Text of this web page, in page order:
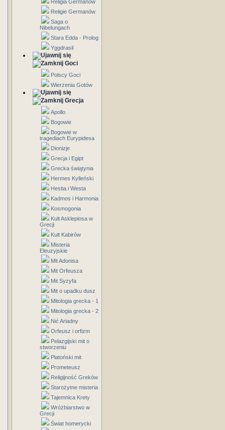
Religia Germanów
Religie Germanów
Saga o
Nibelungach
Stara Edda - Prolog
Yggdrasil
Goci
Polscy Goci
Wierzenia Gotów
Grecja
Apollo
Bogowie
Bogowie w
tragediach Eurypidesa
Dionizje
Grecja i Egipt
Grecka świątynia
Hermes Kylleński
Hestia i Westa
Kadmos i Harmonia
Kosmogonia
Kult Asklepiosa w
Grecji
Kult Kabirów
Misteria
Eleuzyjskie
Mit Adonisa
Mit Orfeusza
Mit Syzyfa
Mit o upadku dusz
Mitologia grecka - 1
Mitologia grecka - 2
Nić Ariadny
Orfeusz i orfizm
Pelazgijski mit o
stworzeniu
Platoński mit
Prometeusz
Religijność Greków
Starożytne misteria
Tajemnica Krety
Wróżbiarstwo w
Grecji
Świat homerycki